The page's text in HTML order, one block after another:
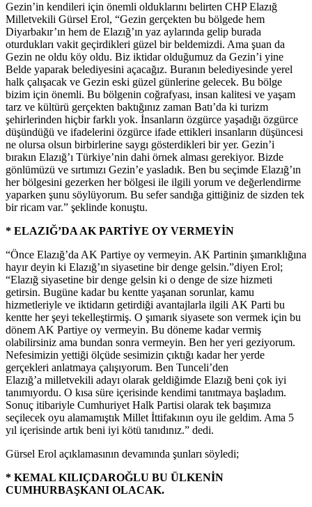
Gezin’in kendileri için önemli olduklarını belirten CHP Elazığ
Milletvekili Gürsel Erol, “Gezin gerçekten bu bölgede hem
Diyarbakır’ın hem de Elazığ’ın yaz aylarında gelip burada
oturdukları vakit geçirdikleri güzel bir beldemizdi. Ama şuan da
Gezin ne oldu köy oldu. Biz iktidar olduğumuz da Gezin’i yine
Belde yaparak belediyesini açacağız. Buranın belediyesinde yerel
halk çalışacak ve Gezin eski güzel günlerine gelecek. Bu bölge
bizim için önemli. Bu bölgenin coğrafyası, insan kalitesi ve yaşam
tarz ve kültürü gerçekten baktığınız zaman Batı’da ki turizm
şehirlerinden hiçbir farklı yok. İnsanların özgürce yaşadığı özgürce
düşündüğü ve ifadelerini özgürce ifade ettikleri insanların düşüncesi
ne olursa olsun birbirlerine saygı gösterdikleri bir yer. Gezin’i
bırakın Elazığ’ı Türkiye’nin dahi örnek alması gerekiyor. Bizde
gönlümüzü ve sırtımızı Gezin’e yasladık. Ben bu seçimde Elazığ’ın
her bölgesini gezerken her bölgesi ile ilgili yorum ve değerlendirme
yaparken şunu söylüyorum. Bu sefer sandığa gittiğiniz de sizden tek
bir ricam var.” şeklinde konuştu.
* ELAZIĞ’DA AK PARTİYE OY VERMEYİN
“Önce Elazığ’da AK Partiye oy vermeyin. AK Partinin şımarıklığına
hayır deyin ki Elazığ’ın siyasetine bir denge gelsin.”diyen Erol;
“Elazığ siyasetine bir denge gelsin ki o denge de size hizmeti
getirsin. Bugüne kadar bu kentte yaşanan sorunlar, kamu
hizmetleriyle ve iktidarın getirdiği avantajlarla ilgili AK Parti bu
kentte her şeyi tekelleştirmiş. O şımarık siyasete son vermek için bu
dönem AK Partiye oy vermeyin. Bu döneme kadar vermiş
olabilirsiniz ama bundan sonra vermeyin. Ben her yeri geziyorum.
Nefesimizin yettiği ölçüde sesimizin çıktığı kadar her yerde
gerçekleri anlatmaya çalışıyorum. Ben Tunceli’den
Elazığ’a milletvekili adayı olarak geldiğimde Elazığ beni çok iyi
tanımıyordu. O kısa süre içerisinde kendimi tanıtmaya başladım.
Sonuç itibariyle Cumhuriyet Halk Partisi olarak tek başımıza
seçilecek oyu alamamıştık Millet İttifakının oyu ile geldim. Ama 5
yıl içerisinde artık beni iyi kötü tanıdınız.” dedi.
Gürsel Erol açıklamasının devamında şunları söyledi;
* KEMAL KILIÇDAROĞLU BU ÜLKENİN
CUMHURBAŞKANI OLACAK.